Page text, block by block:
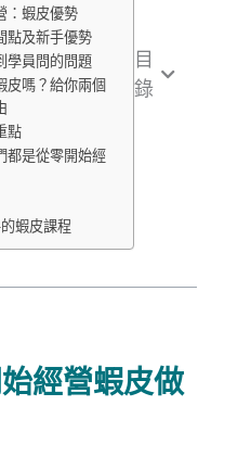
：蝦皮優勢
點及新手優勢
學員問的問題
皮嗎？給你兩個
點
都是從零開始經
蝦皮課程
目
錄
經營蝦皮做